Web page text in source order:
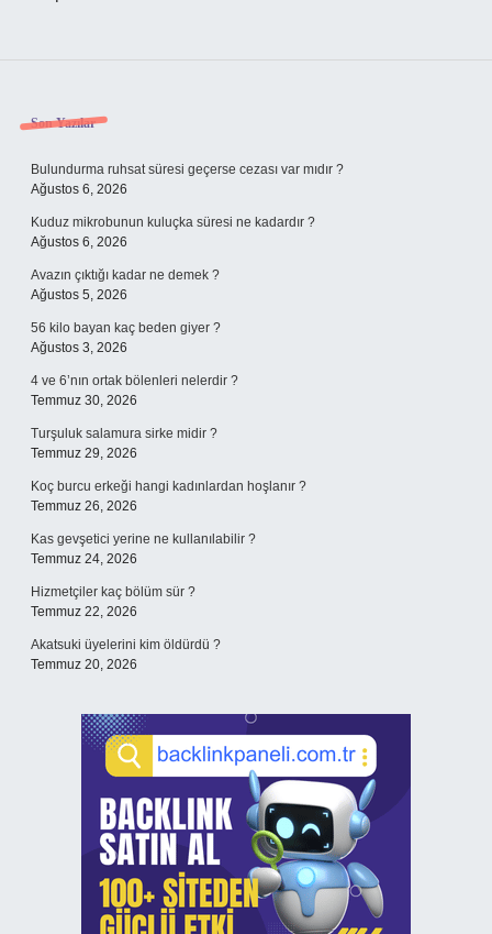
Sidebar
Son Yazılar
Bulundurma ruhsat süresi geçerse cezası var mıdır ?
Ağustos 6, 2026
Kuduz mikrobunun kuluçka süresi ne kadardır ?
Ağustos 6, 2026
Avazın çıktığı kadar ne demek ?
Ağustos 5, 2026
56 kilo bayan kaç beden giyer ?
Ağustos 3, 2026
4 ve 6’nın ortak bölenleri nelerdir ?
Temmuz 30, 2026
Turşuluk salamura sirke midir ?
Temmuz 29, 2026
Koç burcu erkeği hangi kadınlardan hoşlanır ?
Temmuz 26, 2026
Kas gevşetici yerine ne kullanılabilir ?
Temmuz 24, 2026
Hizmetçiler kaç bölüm sür ?
Temmuz 22, 2026
Akatsuki üyelerini kim öldürdü ?
Temmuz 20, 2026